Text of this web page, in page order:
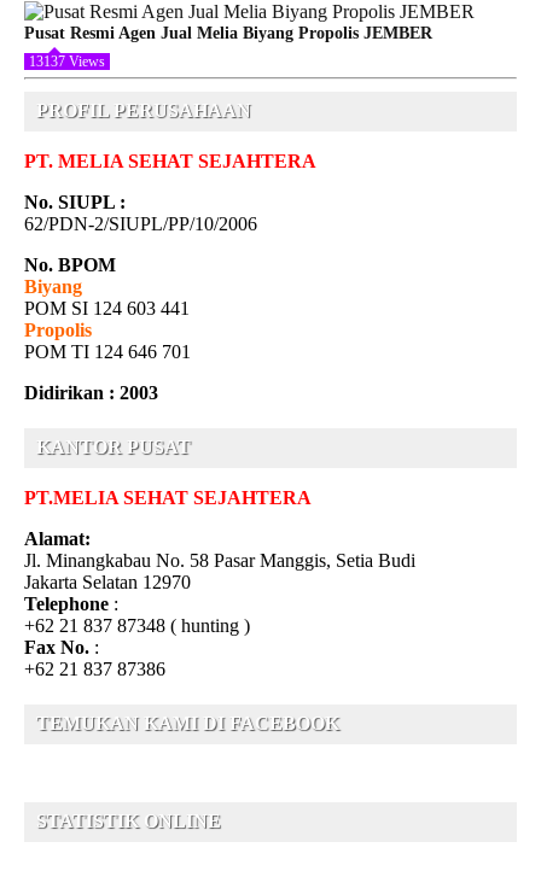
Pusat Resmi Agen Jual Melia Biyang Propolis JEMBER
13137 Views
PROFIL PERUSAHAAN
PT. MELIA SEHAT SEJAHTERA
No. SIUPL :
62/PDN-2/SIUPL/PP/10/2006
No. BPOM
Biyang
POM SI 124 603 441
Propolis
POM TI 124 646 701
Didirikan : 2003
KANTOR PUSAT
PT.MELIA SEHAT SEJAHTERA
Alamat:
Jl. Minangkabau No. 58 Pasar Manggis, Setia Budi
Jakarta Selatan 12970
Telephone :
+62 21 837 87348 ( hunting )
Fax No. :
+62 21 837 87386
TEMUKAN KAMI DI FACEBOOK
STATISTIK ONLINE